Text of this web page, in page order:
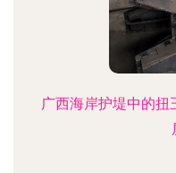
广西海岸护堤中的扭